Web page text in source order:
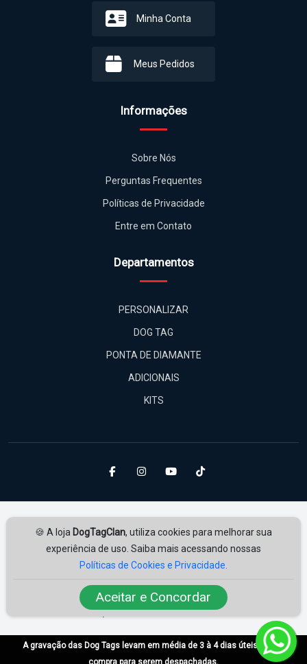
🍪 A loja DogTagClan, utiliza cookies para melhorar sua
experiência de uso. Saiba mais acessando nossas
Políticas de Cookies e Privacidade.
Aceitar e Concordar
Minha Conta
Meus Pedidos
Informações
Sobre Nós
Perguntas Frequentes
Políticas de Privacidade
Entre em Contato
Departamentos
PERSONALIZAR
DOG TAG
PONTA DE DIAMANTE
ADICIONAIS
KITS
Desenvolvido porAmplie Soluções
ampliesolucoes.com.br
© 2026 | Todos os direitos reservados.
A gravação das Dog Tags levam em média de 3 à 4 dias úteis após a